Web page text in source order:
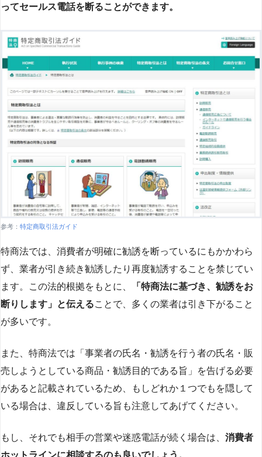
ってセールス電話を断ることができます。
参考： 特定商取引法ガイド
特商法では、消費者が明確に勧誘を断っているにもかかわら
ず、業者が引き続き勧誘したり再度勧誘することを禁じてい
ます。この法的根拠をもとに、
「特商法に基づき、勧誘をお
断りします」と伝えることで、多くの業者は引き下がること
が多いです​​。
また、特商法では「事業者の氏名・勧誘を行う者の氏名・販
売しようとしている商品・勧誘目的である旨」を告げる必要
があると記載されているため、もしどれか１つでもを隠して
いる場合は、違反している旨も注意してあげてください。
もし、それでも相手の営業や迷惑電話が続く場合は、 消費者